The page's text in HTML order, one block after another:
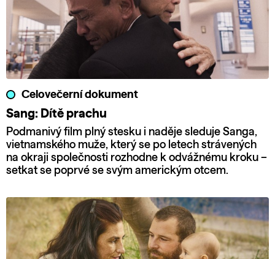
Celovečerní dokument
Sang: Dítě prachu
Podmanivý film plný stesku i naděje sleduje Sanga,
vietnamského muže, který se po letech strávených
na okraji společnosti rozhodne k odvážnému kroku –
setkat se poprvé se svým americkým otcem.